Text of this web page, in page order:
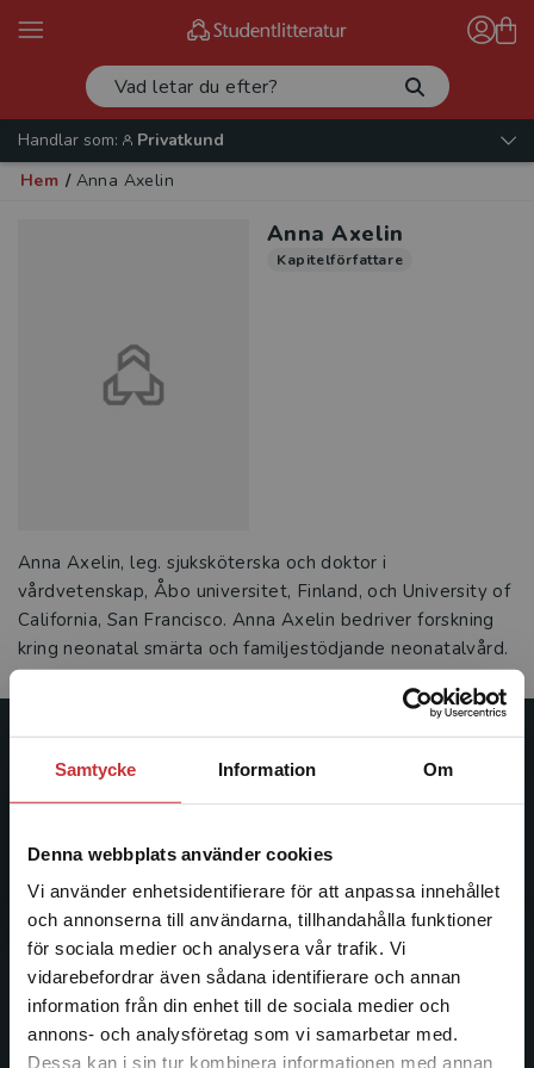
Samtycke Information Om
Denna webbplats använder cookies
Vi använder enhetsidentifierare för att anpassa innehållet
och annonserna till användarna, tillhandahålla funktioner
för sociala medier och analysera vår trafik. Vi
vidarebefordrar även sådana identifierare och annan
information från din enhet till de sociala medier och
annons- och analysföretag som vi samarbetar med.
Dessa kan i sin tur kombinera informationen med annan
Begränsad fraktregion
Handlar som:
Privatkund
Hem / Anna Axelin
Anna Axelin
Kapitelförfattare
Anna Axelin, leg. sjuksköterska och doktor i
vårdvetenskap, Åbo universitet, Finland, och University of
California, San Francisco. Anna Axelin bedriver forskning
kring neonatal smärta och familjestödjande neonatalvård.
Studentlitteratur
ledande utbildningsförlag. Med läromedel, kurslitteratur,
facklitteratur, utbildningar och digitala
informationstjänster i utbudet, finns Studentlitteratur med
längs hela kunskapsresan.
Kontakta oss
Kontakta oss